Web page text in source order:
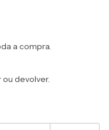
a compra.
devolver.